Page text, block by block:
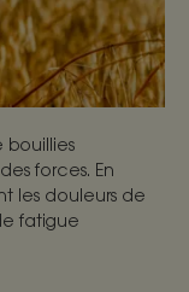
bouillies
forces. En
les douleurs de
fatigue